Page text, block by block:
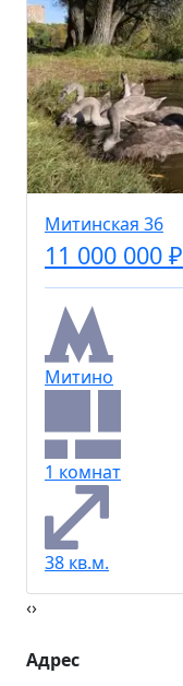
Митинская 36
11 000 000 ₽
Митино
1 комнат
38 кв.м.
‹›
Адрес